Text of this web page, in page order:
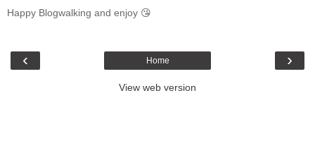
Happy Blogwalking and enjoy 😘
‹ ›
Home
View web version